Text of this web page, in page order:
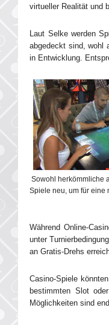
virtueller Realität und
Laut Selke werden
abgedeckt sind, wohl
in Entwicklung.
Sowohl herkömmliche
Spiele neu, um für eine
Während Online-
unter
an Gratis-Drehs
Casino-Spiele
bestimmten Slot
Möglichkeiten sind